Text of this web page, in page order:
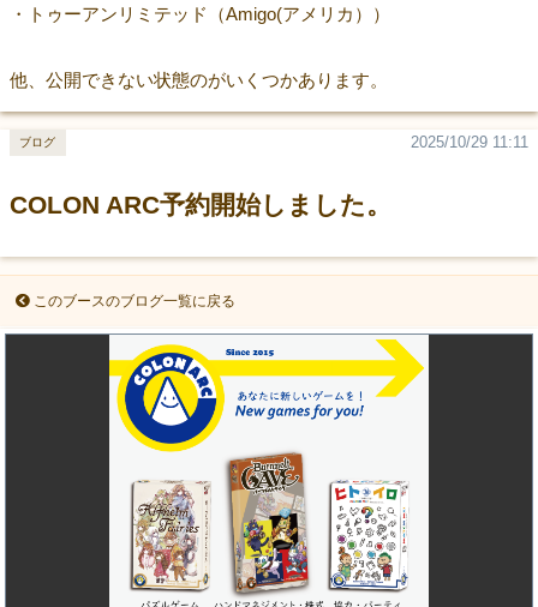
・トゥーアンリミテッド（Amigo(アメリカ））
他、公開できない状態のがいくつかあります。
COLON ARC予約開始しました。
2025/10/29 11:11
ブログ
このブースのブログ一覧に戻る